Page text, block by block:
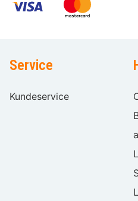
Service
Kundeservice